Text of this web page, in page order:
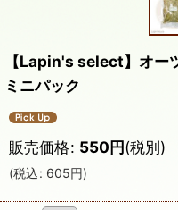
【Lapin's select】オー
ミニパック
販売価格: 550円(税別)
(税込: 605円)